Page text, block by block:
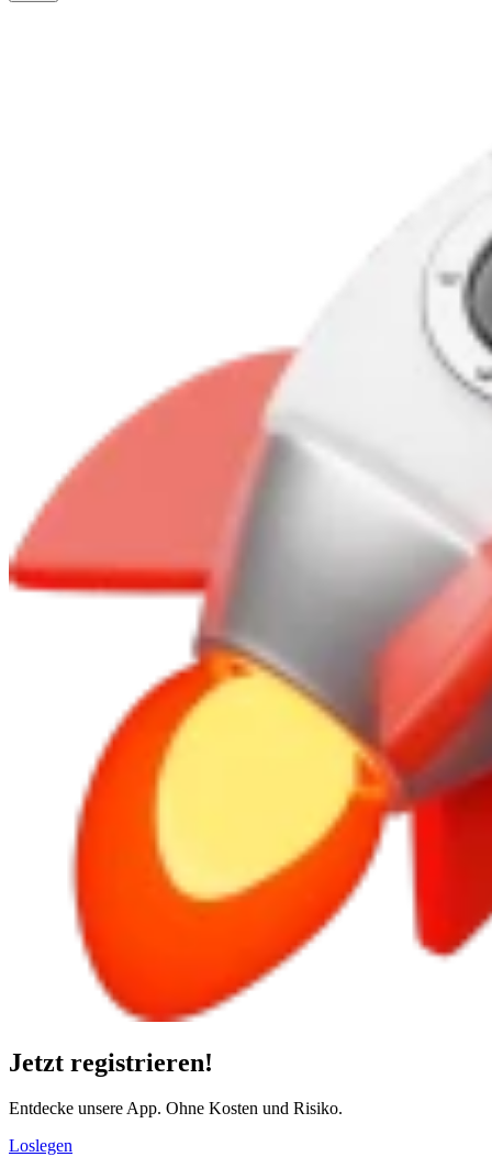
Jetzt registrieren!
Entdecke unsere App. Ohne Kosten und Risiko.
Loslegen